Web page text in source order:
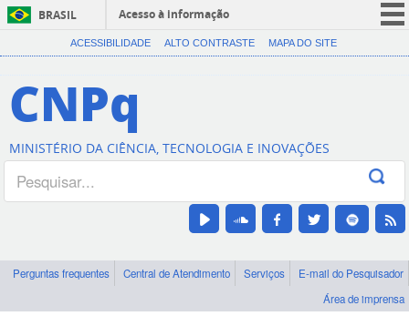
BRASIL
Acesso à informação
CORONAVÍRUS (COVID-19)
Canais
ACESSIBILIDADE ALTO CONTRASTE MAPA DO SITE
CNPq
MINISTÉRIO DA CIÊNCIA, TECNOLOGIA E INOVAÇÕES
Perguntas frequentes Central de Atendimento Serviços
E-mail do Pesquisador
Área de imprensa